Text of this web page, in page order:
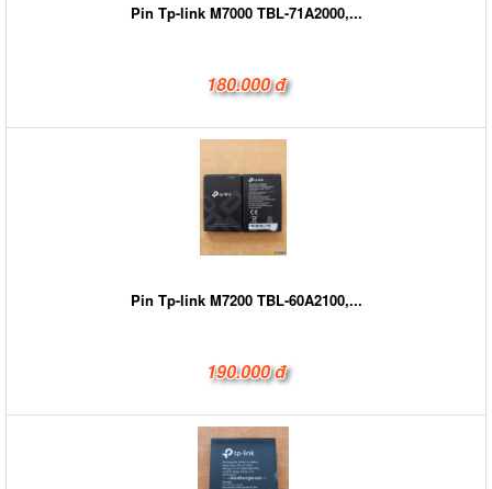
Pin Tp-link M7000 TBL-71A2000,...
180.000 đ
Pin Tp-link M7200 TBL-60A2100,...
190.000 đ